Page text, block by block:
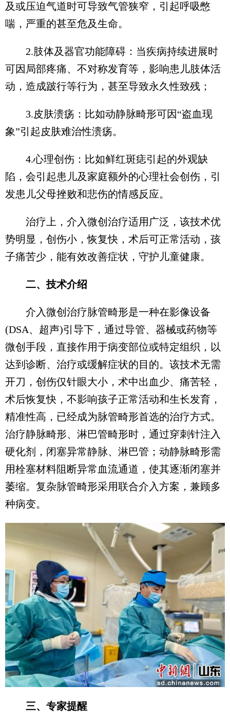
及或压迫气道时可导致气管狭窄，引起呼吸憋
喘，严重的甚至危及生命。
2.肢体及器官功能障碍：当疾病持续进展时
可因局部疼痛、不对称发育等，影响患儿肢体活
动，造成跛行等行为，甚至导致永久性致残；
3.皮肤溃疡：比如动静脉畸形可因“盗血现
象”引起皮肤难治性溃疡。
4.心理创伤：比如鲜红斑痣引起的外观缺
陷，会引起患儿及家庭额外的心理社会创伤，引
发患儿父母挫败和悲伤的情感反应。
治疗上，介入微创治疗适用广泛，该技术优
势明显，创伤小，恢复快，术后可正常活动，孩
子痛苦少，能有效改善症状，守护儿童健康。
二、技术介绍
介入微创治疗脉管畸形是一种在影像设备
(DSA、超声)引导下，通过导管、器械或药物等
微创手段，直接作用于病变部位或特定组织，以
达到诊断、治疗或缓解症状的目的。该技术无需
开刀，创伤仅针眼大小，术中出血少、痛苦轻，
术后恢复快，不影响孩子正常活动和生长发育，
精准性高，已经成为脉管畸形首选的治疗方式。
治疗静脉畸形、淋巴管畸形时，通过穿刺针注入
硬化剂，闭塞异常静脉、淋巴管；动静脉畸形需
用栓塞材料阻断异常血流通道，使其逐渐闭塞并
萎缩。复杂脉管畸形采用联合介入方案，兼顾多
种病变。
三、专家提醒